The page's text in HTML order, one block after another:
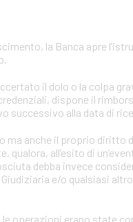
la Banca apre
il dolo o la colpa
dispone il
successivo alla data di
ma anche il proprio diritto
qualora, all’esito di
debba invece
e/o qualsiasi
le operazioni erano state